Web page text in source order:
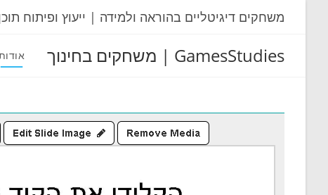
משחקים דיגיטליים בהוראה ולמידה | ייעוץ ופיתוח
GamesStudies | משחקים בחינוך